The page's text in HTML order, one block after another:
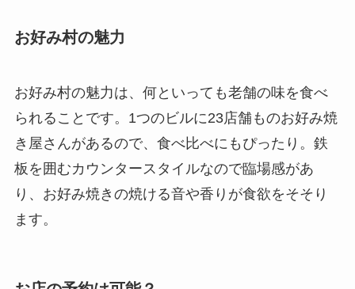
お好み村の魅力
お好み村の魅力は、何といっても老舗の味を食べ
られることです。1つのビルに23店舗ものお好み焼
き屋さんがあるので、食べ比べにもぴったり。鉄
板を囲むカウンタースタイルなので臨場感があ
り、お好み焼きの焼ける音や香りが食欲をそそり
ます。